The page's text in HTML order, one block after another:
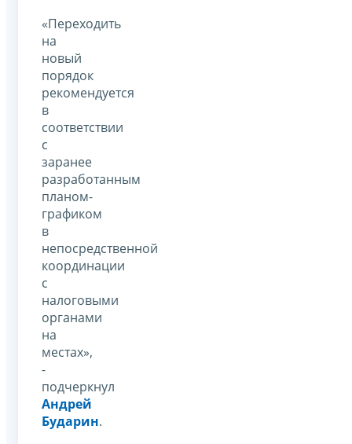
«Переходить
на
новый
порядок
рекомендуется
в
соответствии
с
заранее
разработанным
планом-
графиком
в
непосредственной
координации
с
налоговыми
органами
на
местах»,
-
подчеркнул
Андрей
Бударин.